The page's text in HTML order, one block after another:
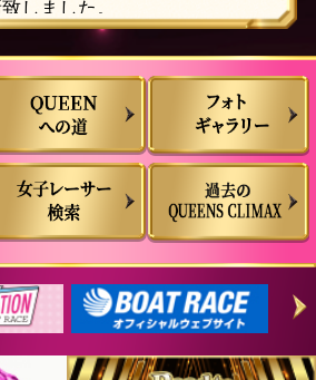
しました。
QUEENS CLIMAX賞金ランキ
した。
を15枚更新致しました。
致しました。